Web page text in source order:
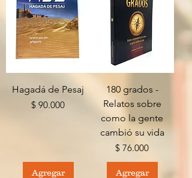
Hagadá de Pesaj
Precio
$ 90.000
Agregar
180 grados -
Relatos sobre
como la gente
cambió su vida
Precio
$ 76.000
Agregar